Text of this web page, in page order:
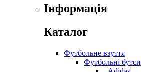
Інформація
Каталог
Футбольне взуття
Футбольні бутси